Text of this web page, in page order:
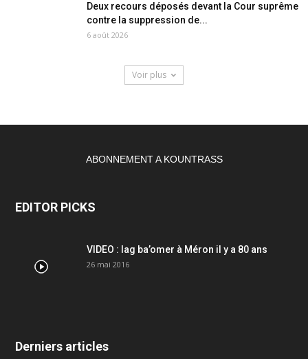
Deux recours déposés devant la Cour suprême
contre la suppression de...
6 août 2026
Voir plus
ABONNEMENT A KOUNTRASS
EDITOR PICKS
VIDEO : lag ba’omer à Méron il y a 80 ans
26 mai 2016
Derniers articles